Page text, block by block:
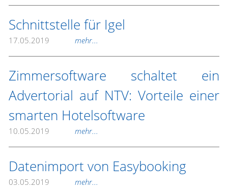
Schnittstelle für Igel
17.05.2019 mehr...
Zimmersoftware schaltet ein
Advertorial auf NTV: Vorteile einer
smarten Hotelsoftware
10.05.2019 mehr...
Datenimport von Easybooking
03.05.2019 mehr...